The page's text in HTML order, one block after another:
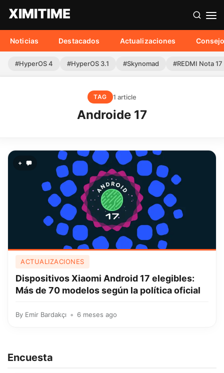
Noticias Destacados Actualizaciones
#HyperOS 4 #HyperOS 3.1 #Skynomad #REDMI Nota 17
TAG 1 article
Androide 17
+
ACTUALIZACIONES
Dispositivos Xiaomi Android 17 elegibles:
Más de 70 modelos según la política oficial
By Emir Bardakçı 6 meses ago
Encuesta